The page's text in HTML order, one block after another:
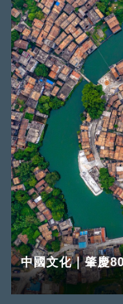
中國文化｜肇慶